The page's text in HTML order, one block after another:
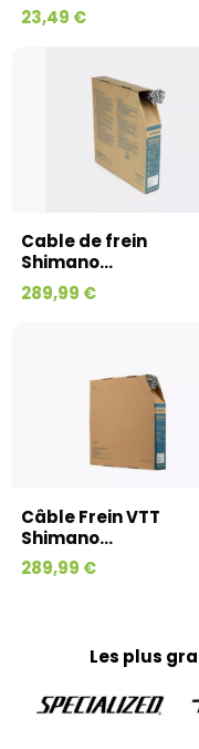
23,49 €
Cable de frein
Shimano...
289,99 €
Câble Frein VTT
Shimano...
289,99 €
Les plus